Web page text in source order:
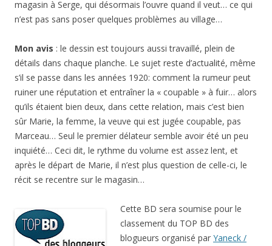
magasin à Serge, qui désormais l’ouvre quand il veut… ce qui
n’est pas sans poser quelques problèmes au village…
Mon avis : le dessin est toujours aussi travaillé, plein de
détails dans chaque planche. Le sujet reste d’actualité, même
s’il se passe dans les années 1920: comment la rumeur peut
ruiner une réputation et entraîner la « coupable » à fuir… alors
qu’ils étaient bien deux, dans cette relation, mais c’est bien
sûr Marie, la femme, la veuve qui est jugée coupable, pas
Marceau… Seul le premier délateur semble avoir été un peu
inquiété… Ceci dit, le rythme du volume est assez lent, et
après le départ de Marie, il n’est plus question de celle-ci, le
récit se recentre sur le magasin…
Cette BD sera soumise pour le
classement du TOP BD des
blogueurs organisé par Yaneck /